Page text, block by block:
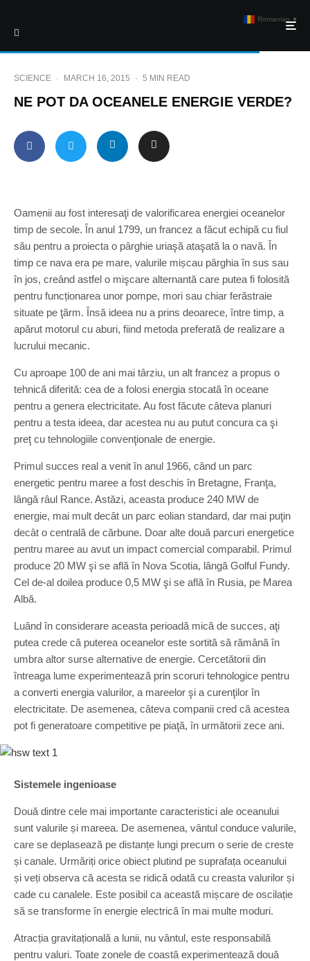
SCIENCE · MARCH 16, 2015 · 5 MIN READ
NE POT DA OCEANELE ENERGIE VERDE?
Oamenii au fost interesaţi de valorificarea energiei oceanelor
timp de secole. În anul 1799, un francez a făcut echipă cu fiul
său pentru a proiecta o pârghie uriaşă ataşată la o navă. În
timp ce nava era pe mare, valurile mișcau pârghia în sus sau
în jos, creând astfel o mişcare alternantă care putea fi folosită
pentru funcționarea unor pompe, mori sau chiar ferăstraie
situate pe ţărm. Însă ideea nu a prins deoarece, între timp, a
apărut motorul cu aburi, fiind metoda preferată de realizare a
lucrului mecanic.
Cu aproape 100 de ani mai târziu, un alt francez a propus o
tehnică diferită: cea de a folosi energia stocată în oceane
pentru a genera electricitate. Au fost făcute câteva planuri
pentru a testa ideea, dar acestea nu au putut concura ca şi
preţ cu tehnologiile convenţionale de energie.
Primul succes real a venit în anul 1966, când un parc
energetic pentru maree a fost deschis în Bretagne, Franţa,
lângă râul Rance. Astăzi, aceasta produce 240 MW de
energie, mai mult decât un parc eolian standard, dar mai puţin
decât o centrală de cărbune. Doar alte două parcuri energetice
pentru maree au avut un impact comercial comparabil. Primul
produce 20 MW şi se află în Nova Scotia, lângă Golful Fundy.
Cel de-al doilea produce 0,5 MW şi se află în Rusia, pe Marea
Albă.
Luând în considerare aceasta perioadă mică de succes, aţi
putea crede că puterea oceanelor este sortită să rămână în
umbra altor surse alternative de energie. Cercetătorii din
întreaga lume experimentează prin scoruri tehnologice pentru
a converti energia valurilor, a mareelor şi a curenţilor în
electricitate. De asemenea, câteva companii cred că acestea
pot fi generatoare competitive pe piaţă, în următorii zece ani.
Sistemele ingenioase
Două dintre cele mai importante caracteristici ale oceanului
sunt valurile și mareea. De asemenea, vântul conduce valurile,
care se deplasează pe distanțe lungi precum o serie de creste
și canale. Urmăriți orice obiect plutind pe suprafața oceanului
și veți observa că acesta se ridică odată cu creasta valurilor și
cade cu canalele. Este posibil ca această mișcare de oscilație
să se transforme în energie electrică în mai multe moduri.
Atracția gravitațională a lunii, nu vântul, este responsabilă
pentru valuri. Toate zonele de coastă experimentează două
Romanian ▼